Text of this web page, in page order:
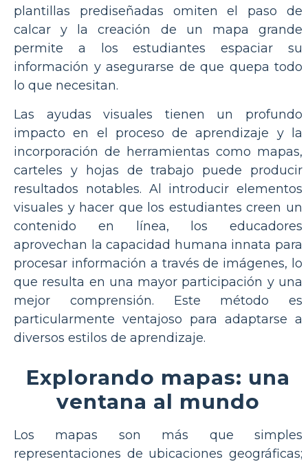
plantillas prediseñadas omiten el paso de
calcar y la creación de un mapa grande
permite a los estudiantes espaciar su
información y asegurarse de que quepa todo
lo que necesitan.
Las ayudas visuales tienen un profundo
impacto en el proceso de aprendizaje y la
incorporación de herramientas como mapas,
carteles y hojas de trabajo puede producir
resultados notables. Al introducir elementos
visuales y hacer que los estudiantes creen un
contenido en línea, los educadores
aprovechan la capacidad humana innata para
procesar información a través de imágenes, lo
que resulta en una mayor participación y una
mejor comprensión. Este método es
particularmente ventajoso para adaptarse a
diversos estilos de aprendizaje.
Explorando mapas: una
ventana al mundo
Los mapas son más que simples
representaciones de ubicaciones geográficas;